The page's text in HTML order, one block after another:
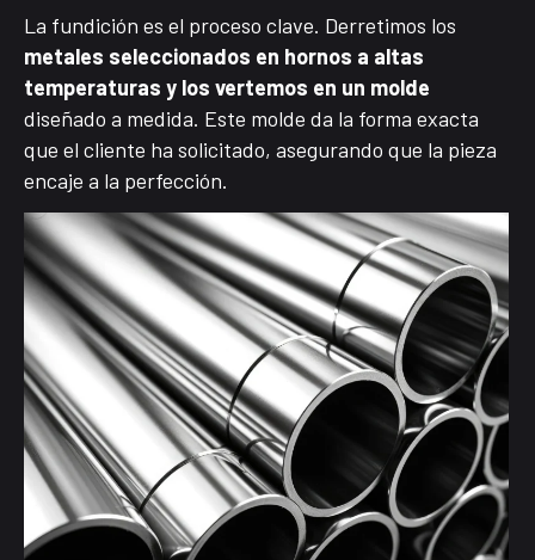
La fundición es el proceso clave. Derretimos los
metales seleccionados en hornos a altas
temperaturas y los vertemos en un molde
diseñado a medida. Este molde da la forma exacta
que el cliente ha solicitado, asegurando que la pieza
encaje a la perfección.